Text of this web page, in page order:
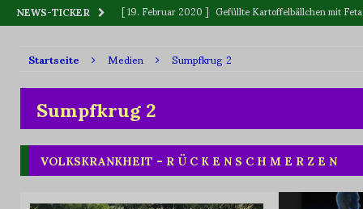
NEWS-TICKER [ 19. Februar 2020 ] Gefüllte Kartoffelbällchen mit
[ 11. September 2019 ]Vitamin „C“, wer ist Sieger:
[ 2. Juni 2023 ]Killerpflanzen BOTANIK
Startseite Medien Sumpfkrug 2
Sumpfkrug 2
VOLKSKRANKHEIT – R Ü C K E N S C H M E R Z E N